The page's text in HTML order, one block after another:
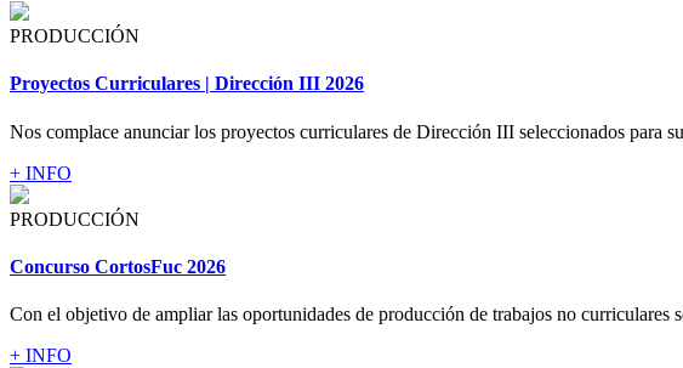
PRODUCCIÓN
Proyectos Curriculares | Dirección III 2026
Nos complace anunciar los proyectos curriculares de Dirección III seleccionados para
+ INFO
PRODUCCIÓN
Concurso CortosFuc 2026
Con el objetivo de ampliar las oportunidades de producción de trabajos no curriculares
+ INFO